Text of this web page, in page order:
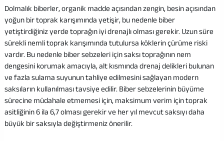
Dolmalık biberler, organik madde açısından zengin, besin açısından
yoğun bir toprak karışımında yetişir, bu nedenle biber
yetiştirdiğiniz yerde toprağın iyi drenajlı olması gerekir. Uzun süre
sürekli nemli toprak karışımında tutulursa köklerin çürüme riski
vardır. Bu nedenle biber sebzeleri için saksı toprağının nem
dengesini korumak amacıyla, alt kısmında drenaj delikleri bulunan
ve fazla sulama suyunun tahliye edilmesini sağlayan modern
saksıların kullanılması tavsiye edilir. Biber sebzelerinin büyüme
sürecine müdahale etmemesi için, maksimum verim için toprak
asitliğinin 6 ila 6,7 ​​olması gerekir ve her yıl mevcut saksıyı daha
büyük bir saksıyla değiştirmeniz önerilir.